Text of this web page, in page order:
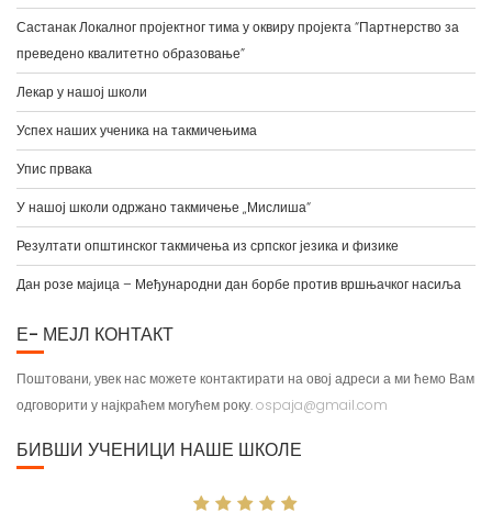
Састанак Локалног пројектног тима у оквиру пројекта “Партнерство за
преведено квалитетно образовање”
Лекар у нашој школи
Успех наших ученика на такмичењима
Упис првака
У нашој школи одржано такмичење „Мислиша“
Резултати општинског такмичења из српског језика и физике
Дан розе мајица – Међународни дан борбе против вршњачког насиља
Е- МЕЈЛ КОНТАКТ
Поштовани, увек нас можете контактирати на овој адреси а ми ћемо Вам
одговорити у најкраћем могућем року.ospaja@gmail.com
БИВШИ УЧЕНИЦИ НАШЕ ШКОЛЕ